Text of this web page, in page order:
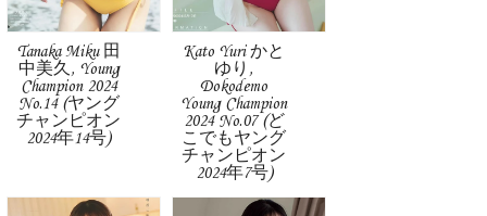
Tanaka Miku 田
中美久, Young
Champion 2024
No.14 (ヤング
チャンピオン
2024年14号)
Kato Yuri かと
ゆり,
Dokodemo
Young Champion
2024 No.07 (ど
こでもヤング
チャンピオン
2024年7号)